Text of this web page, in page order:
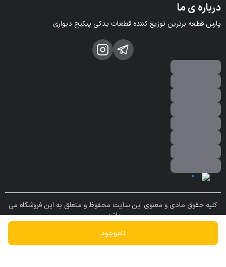
ناموجود
درباره ی ما
پارس قطعه برترین توزیع کننده قطعات یدکی پیکیج دیواری
کلیه حقوق مادی و معنوی این سایت محفوظ و متعلق به این فروشگاه می
باشد.